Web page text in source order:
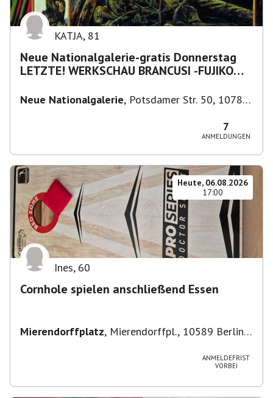
KATJA, 81
Neue Nationalgalerie-gratis Donnerstag
LETZTE! WERKSCHAU BRANCUSI -FUJIKO
Neue Nationalgalerie, Potsdamer Str. 50, 10785
7
ANMELDUNGEN
Heute, 06.08.2026
17:00
Ines, 60
Cornhole spielen anschließend Essen
Mierendorffplatz, Mierendorffpl., 10589 Berlin-
ANMELDEFRIST
VORBEI